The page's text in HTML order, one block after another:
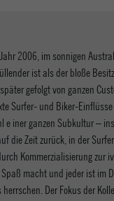
2006, im sonnigen
ist als der bloße
gefolgt von ganzen
Surfer- und Biker-
iner ganzen Subkultur –
die Zeit zurück, in der
Kommerzialisierung zur
macht und jeder ist im
Der Fokus der